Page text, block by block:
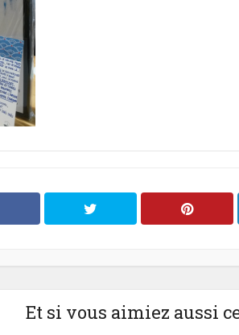
Et si vous aimiez aussi